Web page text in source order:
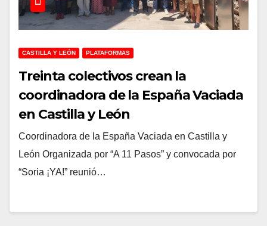
CASTILLA Y LEÓN PLATAFORMAS
Treinta colectivos crean la
coordinadora de la España Vaciada
en Castilla y León
Coordinadora de la España Vaciada en Castilla y
León Organizada por “A 11 Pasos” y convocada por
“Soria ¡YA!” reunió…